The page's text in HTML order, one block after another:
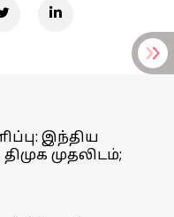
இந்திய
முதலிடம்;